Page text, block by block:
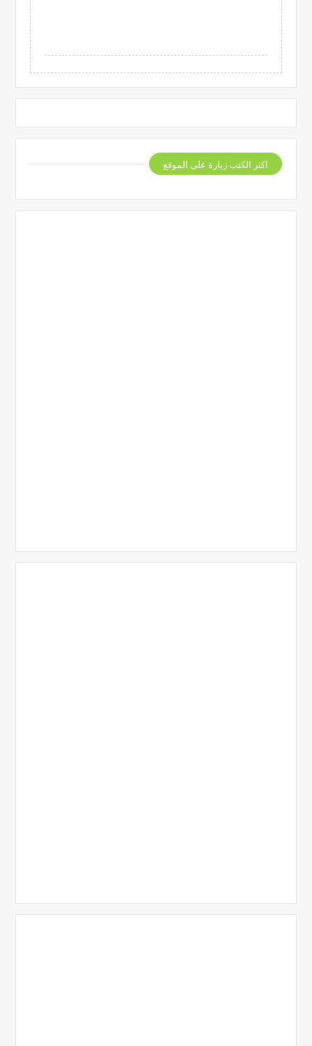
اكثر الكتب زيارة على الموقع